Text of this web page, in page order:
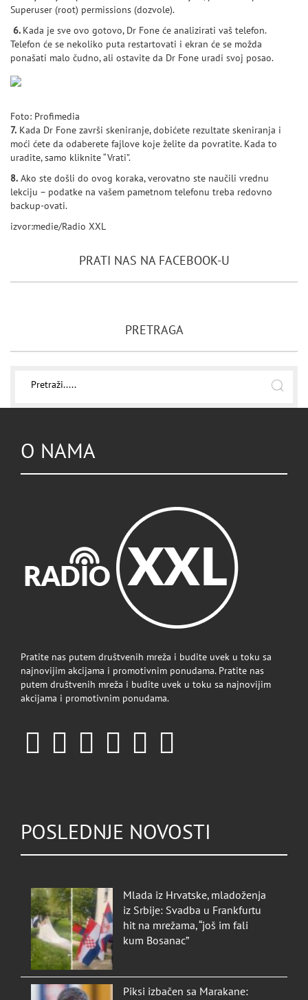
Superuser (root) permissions (dozvole).
6. Kada je sve ovo gotovo, Dr Fone će analizirati vaš telefon.
Telefon će se nekoliko puta restartovati i ekran će se možda
ponašati malo čudno, ali ostavite da Dr Fone uradi svoj posao.
Foto: Profimedia
7. Kada Dr Fone završi skeniranje, dobićete rezultate skeniranja i
moći ćete da odaberete fajlove koje želite da povratite. Kada to
uradite, samo kliknite “Vrati”.
8. Ako ste došli do ovog koraka, verovatno ste naučili vrednu
lekciju – podatke na vašem pametnom telefonu treba redovno
backup-ovati.
izvor:medie/Radio XXL
PRATI NAS NA FACEBOOK-U
PRETRAGA
O NAMA
Pratite nas putem društvenih mreža i budite uvek u toku sa
najnovijim akcijama i promotivnim ponudama. Pratite nas
putem društvenih mreža i budite uvek u toku sa najnovijim
akcijama i promotivnim ponudama.
POSLEDNJE NOVOSTI
Mlada iz Hrvatske, mladoženja
iz Srbije: Svadba u Frankfurtu
hit na mrežama, “još im fali
kum Bosanac”
Piksi izbačen sa Marakane: